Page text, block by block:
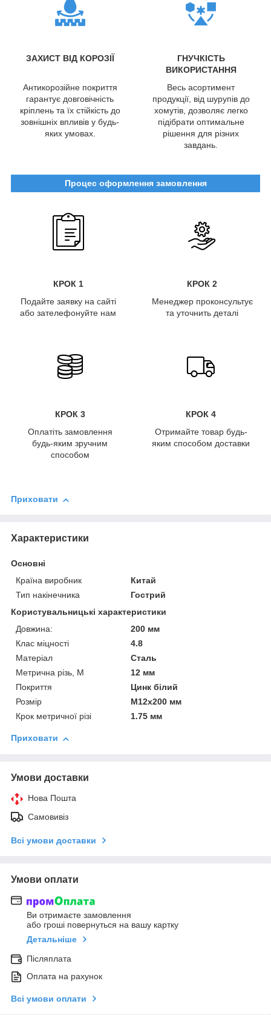
ЗАХИСТ ВІД КОРОЗІЇ
ГНУЧКІСТЬ
ВИКОРИСТАННЯ
Антикорозійне покриття
гарантує довговічність
кріплень та їх стійкість до
зовнішніх впливів у будь-
яких умовах.
Весь асортимент
продукції, від шурупів до
хомутів, дозволяє легко
підібрати оптимальне
рішення для різних
завдань.
Процес оформлення замовлення
КРОК 1
КРОК 2
Подайте заявку на сайті
або зателефонуйте нам
Менеджер проконсультує
та уточнить деталі
КРОК 3
КРОК 4
Оплатіть замовлення
будь-яким зручним
способом
Отримайте товар будь-
яким способом доставки
Приховати
Характеристики
Основні
Країна виробник
Китай
Тип накінечника
Гострий
Користувальницькі характеристики
Довжина:
200 мм
Клас міцності
4.8
Матеріал
Сталь
Метрична різь, М
12 мм
Покриття
Цинк білий
Розмір
М12х200 мм
Крок метричної різі
1.75 мм
Приховати
Умови доставки
Нова Пошта
Самовивіз
Всі умови доставки
Умови оплати
Ви отримаєте замовлення
або гроші повернуться на вашу картку
Детальніше
Післяплата
Оплата на рахунок
Всі умови оплати